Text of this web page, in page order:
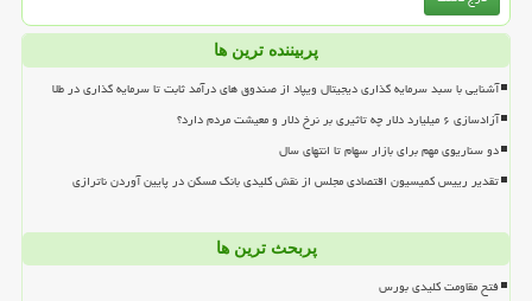
پربیننده ترین ها
آشنایی با سبد سرمایه گذاری دیجیتال ویپاد از صندوق های درآمد ثابت تا سرمایه گذاری در طلا
آزادسازی ۶ میلیارد دلار چه تاثیری بر نرخ دلار و معیشت مردم دارد؟
دو سناریوی مهم برای بازار سهام تا انتهای سال
تقدیر رییس کمیسیون اقتصادی مجلس از نقش کلیدی بانک مسکن در پایین آوردن ناترازی
پربحث ترین ها
فتح مقاومت کلیدی بورس